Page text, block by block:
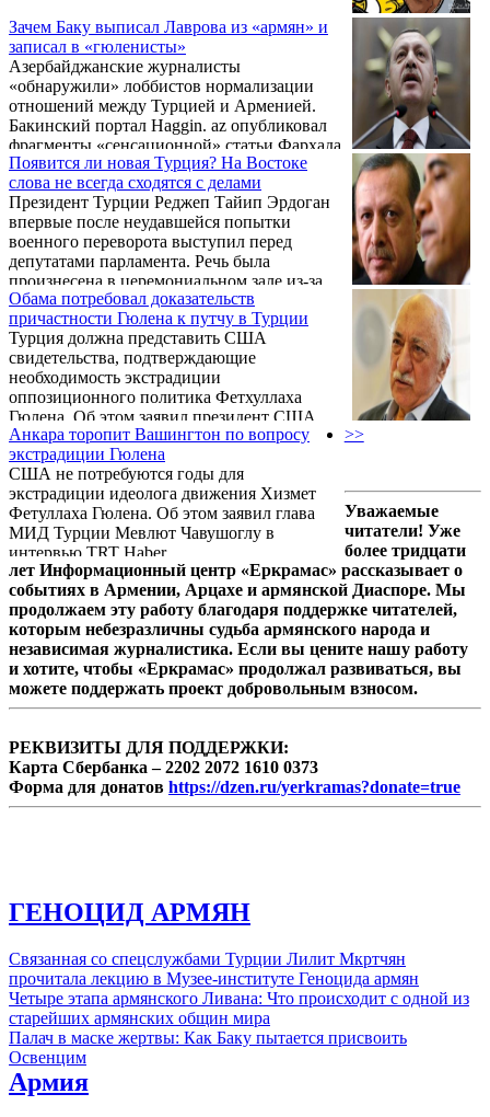
Зачем Баку выписал Лаврова из «армян» и
записал в «гюленисты»
Азербайджанские журналисты
«обнаружили» лоббистов нормализации
отношений между Турцией и Арменией.
Бакинский портал Haggin. az опубликовал
фрагменты «сенсационной» статьи Фархада
Мамедова «Как Фетхуллах Гюлен и
Вашингтон открывали границу с
Арменией». Смысл в том, что, как
оказывается, подготовкой известных
Цюрихских протоколов — «Об
установлении дипотношений» и «О
развитии двусторонних отношений» —
подписанных в октябре 2009 года и
предусматривавших открытие границ
между Анкарой и Ереваном, в Турции ...
Появится ли новая Турция? На Востоке
слова не всегда сходятся с делами
Президент Турции Реджеп Тайип Эрдоган
впервые после неудавшейся попытки
военного переворота выступил перед
депутатами парламента. Речь была
произнесена в церемониальном зале из-за
разрушений, которым подвергся зал
заседаний.
Обама потребовал доказательств
причастности Гюлена к путчу в Турции
Турция должна представить США
свидетельства, подтверждающие
необходимость экстрадиции
оппозиционного политика Фетхуллаха
Гюлена. Об этом заявил президент США
Барак Обама.
Анкара торопит Вашингтон по вопросу
экстрадиции Гюлена
США не потребуются годы для
экстрадиции идеолога движения Хизмет
Фетуллаха Гюлена. Об этом заявил глава
МИД Турции Мевлют Чавушоглу в
интервью TRT Haber.
>>
Уважаемые
читатели! Уже
более тридцати
лет Информационный центр «Еркрамас» рассказывает о
событиях в Армении, Арцахе и армянской Диаспоре. Мы
продолжаем эту работу благодаря поддержке читателей,
которым небезразличны судьба армянского народа и
независимая журналистика. Если вы цените нашу работу
и хотите, чтобы «Еркрамас» продолжал развиваться, вы
можете поддержать проект добровольным взносом.
РЕКВИЗИТЫ ДЛЯ ПОДДЕРЖКИ:
Карта Сбербанка – 2202 2072 1610 0373
Форма для донатов https://dzen.ru/yerkramas?donate=true
ГЕНОЦИД АРМЯН
Связанная со спецслужбами Турции Лилит Мкртчян
прочитала лекцию в Музее-институте Геноцида армян
Четыре этапа армянского Ливана: Что происходит с одной из
старейших армянских общин мира
Палач в маске жертвы: Как Баку пытается присвоить
Освенцим
Армия